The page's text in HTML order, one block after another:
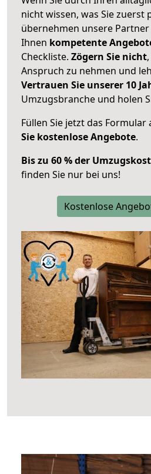
nicht wissen, was Sie zuerst
übernehmen unsere
Ihnen kompetente
Checkliste. Zögern Sie nicht
Anspruch zu nehmen und
Vertrauen Sie unserer 10
Umzugsbranche und holen
Füllen Sie jetzt das Formular
Sie kostenlose Angebote.
Bis zu 60 % der
finden Sie nur bei uns!
Kostenlose